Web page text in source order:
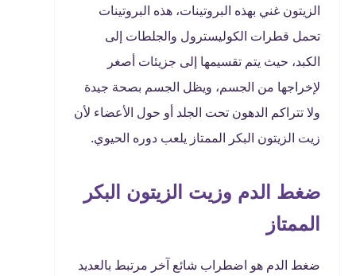
الزيتون غني بهذه البروتينات، هذه البروتينات
تحمل قطرات الكوليسترول والجلطات إلى
الكبد، حيث يتم تقسيمها إلى جزيئات أصغر
لإخراجها من الجسم، ويظل الجسم بصحة جيدة
ولا تتراكم الدهون تحت الجلد أو حول الأعضاء لأن
زيت الزيتون البكر الممتاز يلعب دوره الحيوي.
ضغط الدم وزيت الزيتون البكر
الممتاز
ضغط الدم هو اضطراب شائع آخر مرتبط بالعديد